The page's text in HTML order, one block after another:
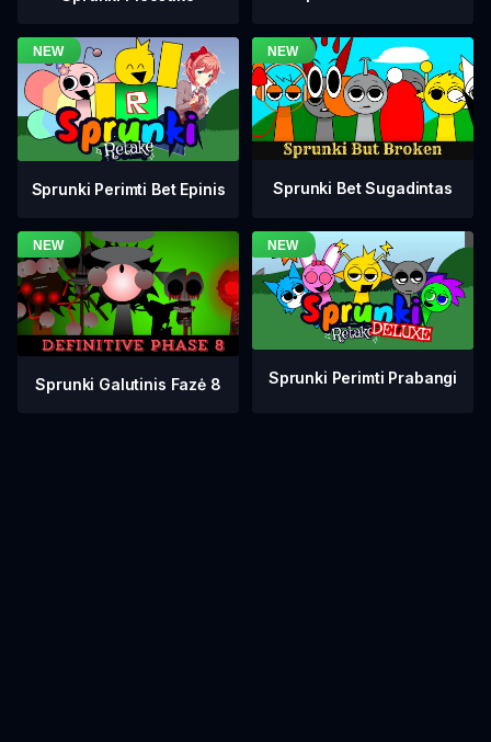
Sprunki Perimti Bet Epinis Sprunki Bet Sugadintas
Sprunki Galutinis Fazė 8 Sprunki Perimti Prabangi